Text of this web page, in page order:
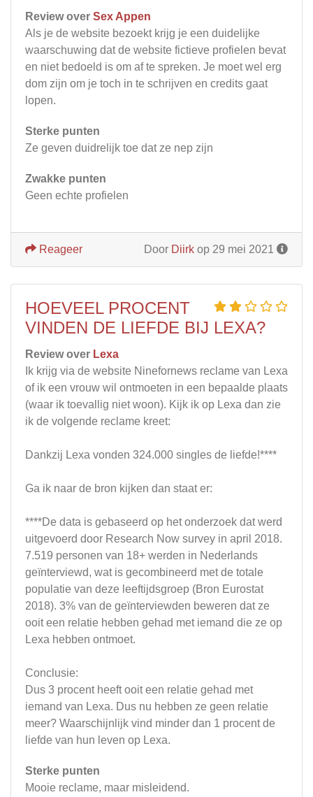
Review over Sex Appen
Als je de website bezoekt krijg je een duidelijke
waarschuwing dat de website fictieve profielen bevat
en niet bedoeld is om af te spreken. Je moet wel erg
dom zijn om je toch in te schrijven en credits gaat
lopen.
Sterke punten
Ze geven duidrelijk toe dat ze nep zijn
Zwakke punten
Geen echte profielen
Door Diirk op 29 mei 2021
Reageer
HOEVEEL PROCENT
VINDEN DE LIEFDE BIJ LEXA?
Review over Lexa
Ik krijg via de website Ninefornews reclame van Lexa
of ik een vrouw wil ontmoeten in een bepaalde plaats
(waar ik toevallig niet woon). Kijk ik op Lexa dan zie
ik de volgende reclame kreet:
Dankzij Lexa vonden 324.000 singles de liefde!****
Ga ik naar de bron kijken dan staat er:
****De data is gebaseerd op het onderzoek dat werd
uitgevoerd door Research Now survey in april 2018.
7.519 personen van 18+ werden in Nederlands
geïnterviewd, wat is gecombineerd met de totale
populatie van deze leeftijdsgroep (Bron Eurostat
2018). 3% van de geïnterviewden beweren dat ze
ooit een relatie hebben gehad met iemand die ze op
Lexa hebben ontmoet.
Conclusie:
Dus 3 procent heeft ooit een relatie gehad met
iemand van Lexa. Dus nu hebben ze geen relatie
meer? Waarschijnlijk vind minder dan 1 procent de
liefde van hun leven op Lexa.
Sterke punten
Mooie reclame, maar misleidend.